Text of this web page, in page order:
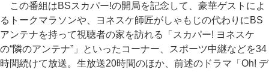
この番組はBSスカパー!の開局を記念して、豪華ゲストによ
るトークマラソンや、ヨネスケ師匠がしゃもじの代わりにBS
アンテナを持って視聴者の家を訪れる「スカパー! ヨネスケ
の“隣のアンテナ”」といったコーナー、スポーツ中継などを34
時間続けて放送。生放送20時間のほか、前述のドラマ「Oh! デ